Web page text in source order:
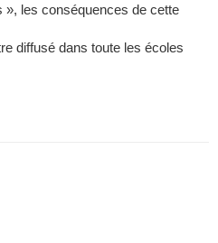
», les conséquences de cette
diffusé dans toute les écoles